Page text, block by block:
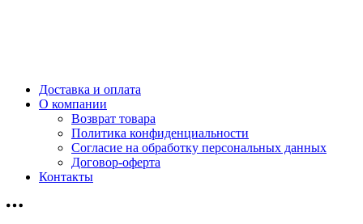
Доставка и оплата
О компании
Возврат товара
Политика конфиденциальности
Согласие на обработку персональных данных
Договор-оферта
Контакты